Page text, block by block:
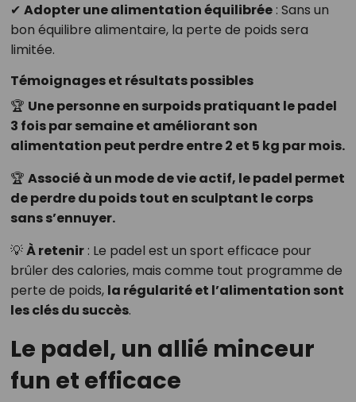
✔ Adopter une alimentation équilibrée: Sans un
bon équilibre alimentaire, la perte de poids sera
limitée.
Témoignages et résultats possibles
🏆 Une personne en surpoids pratiquant le padel
3 fois par semaine et améliorant son
alimentation peut perdre entre 2 et 5 kg par mois.
🏆 Associé à un mode de vie actif, le padel permet
de perdre du poids tout en sculptant le corps
sans s’ennuyer.
💡À retenir: Le padel est un sport efficace pour
brûler des calories, mais comme tout programme de
perte de poids, la régularité et l’alimentation sont
les clés du succès.
Le padel, un allié minceur
fun et efficace